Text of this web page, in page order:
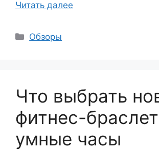
Читать далее
Рубрики
Обзоры
Что выбрать
фитнес-
умные часы